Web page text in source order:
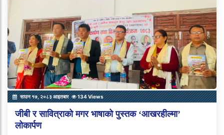
साउन १७, २०८३ आइतबार 134 Views
जीबी र सावित्राको मगर भाषाको पुस्तक ‘आखरहील्मा’
लोकार्पण